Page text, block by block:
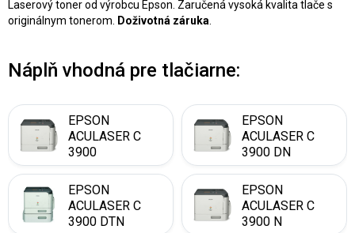
Laserový toner od výrobcu Epson. Zaručená vysoká kvalita tlače s
originálnym tonerom.
Doživotná záruka
Náplň vhodná pre tlačiarne:
EPSON
ACULASER C
3900
EPSON
ACULASER C
3900 DN
EPSON
ACULASER C
3900 DTN
EPSON
ACULASER C
3900 N